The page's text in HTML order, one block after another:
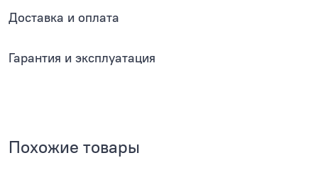
Доставка и оплата
Гарантия и эксплуатация
Похожие товары